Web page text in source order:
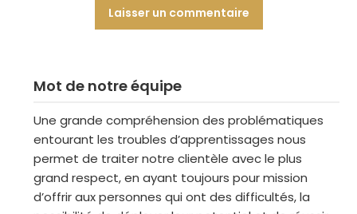
Mot de notre équipe
Une grande compréhension des problématiques
entourant les troubles d’apprentissages nous
permet de traiter notre clientèle avec le plus
grand respect, en ayant toujours pour mission
d’offrir aux personnes qui ont des difficultés, la